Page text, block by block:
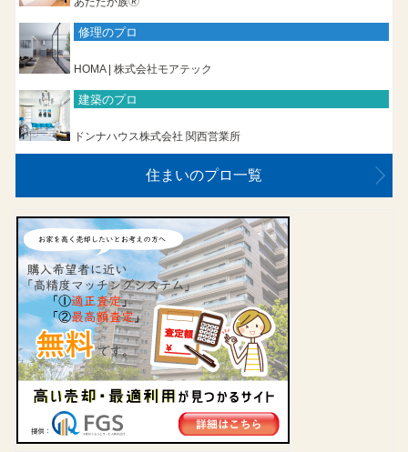
修理のプロ
HOMA | 株式会社モアテック
建築のプロ
ドンナハウス株式会社 関西営業所
住まいのプロ一覧